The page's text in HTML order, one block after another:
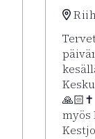
myös